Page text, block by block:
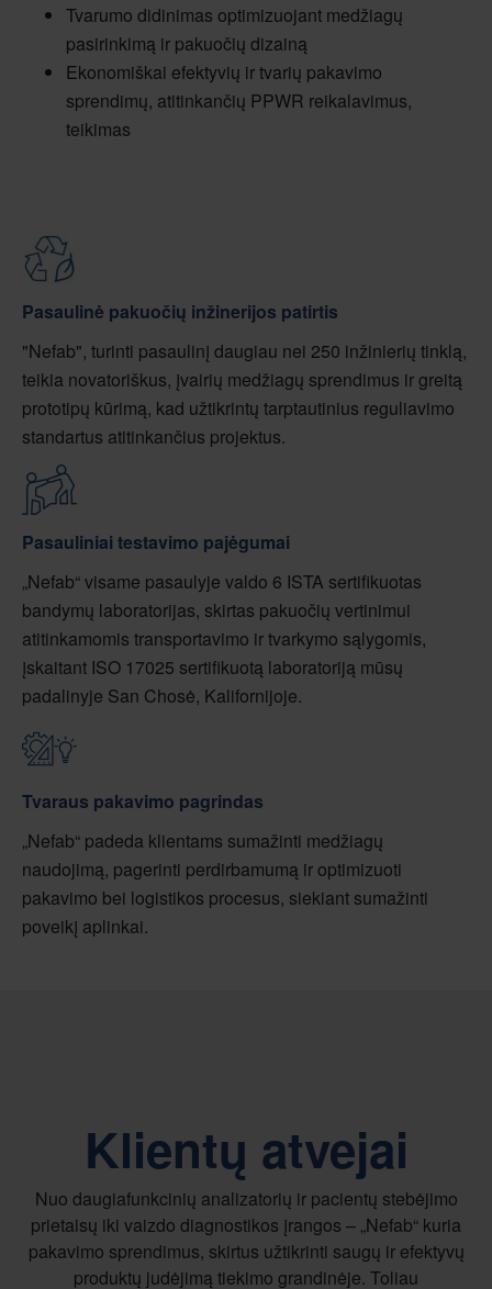
Tvarumo didinimas optimizuojant medžiagų
pasirinkimą ir pakuočių dizainą
Ekonomiškai efektyvių ir tvarių pakavimo
sprendimų, atitinkančių PPWR reikalavimus,
teikimas
Pasaulinė pakuočių inžinerijos patirtis
"Nefab", turinti pasaulinį daugiau nei 250 inžinierių tinklą,
teikia novatoriškus, įvairių medžiagų sprendimus ir greitą
prototipų kūrimą, kad užtikrintų tarptautinius reguliavimo
standartus atitinkančius projektus.
Pasauliniai testavimo pajėgumai
„Nefab“ visame pasaulyje valdo 6 ISTA sertifikuotas
bandymų laboratorijas, skirtas pakuočių vertinimui
atitinkamomis transportavimo ir tvarkymo sąlygomis,
įskaitant ISO 17025 sertifikuotą laboratoriją mūsų
padalinyje San Chosė, Kalifornijoje.
Tvaraus pakavimo pagrindas
„Nefab“ padeda klientams sumažinti medžiagų
naudojimą, pagerinti perdirbamumą ir optimizuoti
pakavimo bei logistikos procesus, siekiant sumažinti
poveikį aplinkai.
Klientų atvejai
Nuo daugiafunkcinių analizatorių ir pacientų stebėjimo
prietaisų iki vaizdo diagnostikos įrangos – „Nefab“ kuria
pakavimo sprendimus, skirtus užtikrinti saugų ir efektyvų
produktų judėjimą tiekimo grandinėje. Toliau